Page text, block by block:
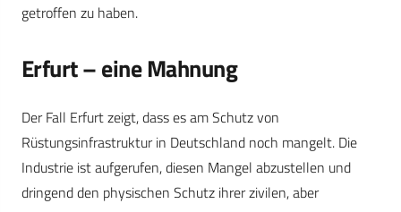
getroffen zu haben.
Erfurt – eine Mahnung
Der Fall Erfurt zeigt, dass es am Schutz von
Rüstungsinfrastruktur in Deutschland noch mangelt. Die
Industrie ist aufgerufen, diesen Mangel abzustellen und
dringend den physischen Schutz ihrer zivilen, aber